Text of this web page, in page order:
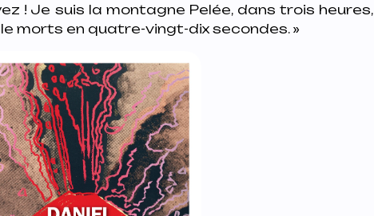
! Je suis la montagne Pelée, dans trois heures,
morts en quatre-vingt-dix secondes. »